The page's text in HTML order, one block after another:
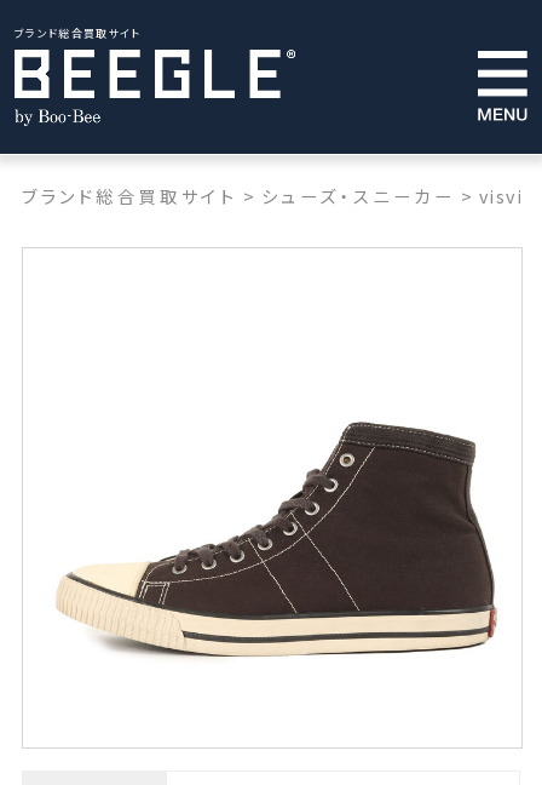
ブランド総合買取サイト
ブランド総合買取サイト > シューズ・スニーカー > visvim